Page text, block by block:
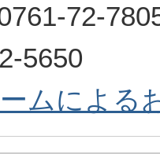
72-
5650
ムによる